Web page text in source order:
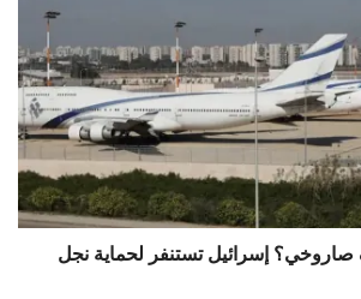
إسرائيل تستنفر لحماية نجل